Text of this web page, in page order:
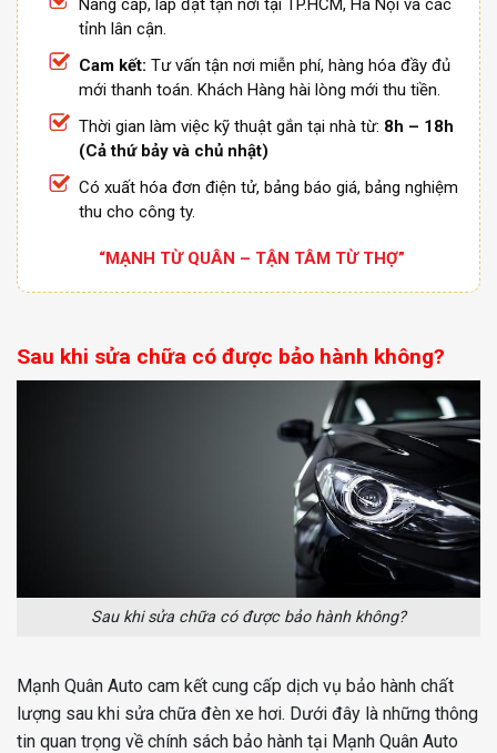
Nâng cấp, lắp đặt tận nơi tại TP.HCM, Hà Nội và các
tỉnh lân cận.
Cam kết: Tư vấn tận nơi miễn phí, hàng hóa đầy đủ
mới thanh toán. Khách Hàng hài lòng mới thu tiền.
Thời gian làm việc kỹ thuật gắn tại nhà từ: 8h – 18h
(Cả thứ bảy và chủ nhật)
Có xuất hóa đơn điện tử, bảng báo giá, bảng nghiệm
thu cho công ty.
“MẠNH TỪ QUÂN – TẬN TÂM TỪ THỢ”
Sau khi sửa chữa có được bảo hành không?
Sau khi sửa chữa có được bảo hành không?
Mạnh Quân Auto cam kết cung cấp dịch vụ bảo hành chất
lượng sau khi sửa chữa đèn xe hơi. Dưới đây là những thông
tin quan trọng về chính sách bảo hành tại Mạnh Quân Auto